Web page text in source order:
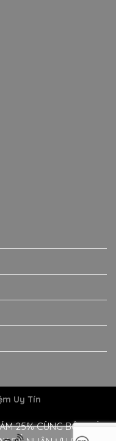
Uy Tín
25% CÙNG BỘ QUÀ